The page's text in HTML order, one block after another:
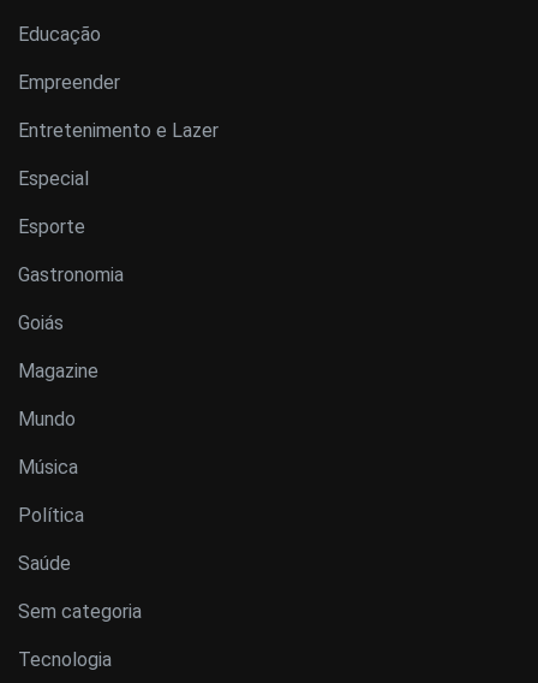
Educação
Empreender
Entretenimento e Lazer
Especial
Esporte
Gastronomia
Goiás
Magazine
Mundo
Música
Política
Saúde
Sem categoria
Tecnologia